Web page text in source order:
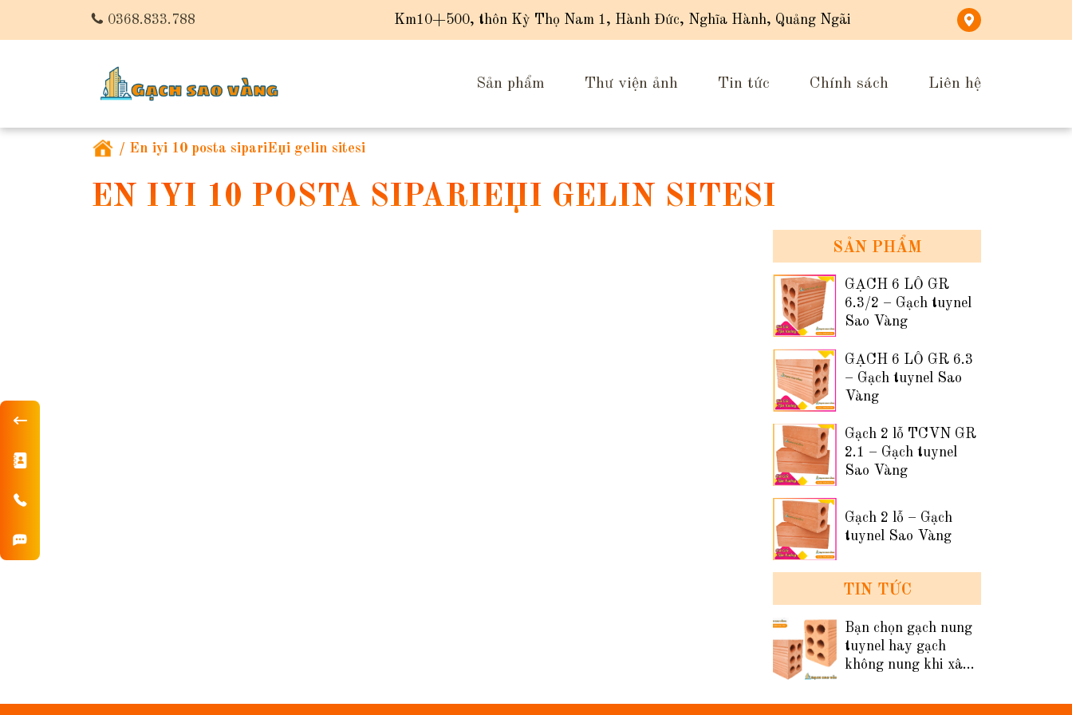
0368.833.788 Km10+500, thôn Kỳ Thọ Nam 1, Hành Đức, Nghĩa Hành, Quảng Ngãi
Sản phẩm Thư viện ảnh Tin tức Chính sách Liên hệ
/ En iyi 10 posta sipariЕџi gelin sitesi
EN IYI 10 POSTA SIPARIЕЏI GELIN SITESI
SẢN PHẨM
GẠCH 6 LỖ GR
6.3/2 – Gạch tuynel
Sao Vàng
GẠCH 6 LỖ GR 6.3
– Gạch tuynel Sao
Vàng
Gạch 2 lỗ TCVN GR
2.1 – Gạch tuynel
Sao Vàng
Gạch 2 lỗ – Gạch
tuynel Sao Vàng
TIN TỨC
Bạn chọn gạch nung
tuynel hay gạch
không nung khi xây